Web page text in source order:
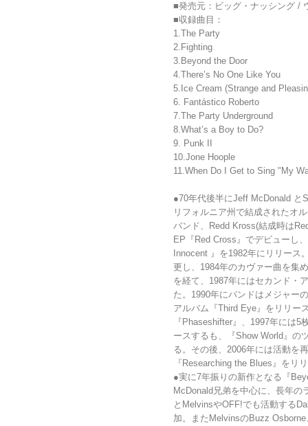
■発売元：ビッグ・ナッシング /
■収録曲目：
1.The Party
2.Fighting
3.Beyond the Door
4.There’s No One Like You
5.Ice Cream (Strange and
6. Fantástico Roberto
7.The Party Underground
8.What’s a Boy to Do?
9. Punk II
10.Jone Hoople
11.When Do I Get to Sing "My
●70年代後半にJeff McDonald と
リフォルニア州で結成されたオ
バンド、Redd Kross(結成時は
EP『Red Cross』でデビューし
Innocent 』を1982年にリリース
更し、1984年のカヴァー曲を集
を経て、1987年にはセカンド・
た。1990年にバンドはメジャー
アルバム『Third Eye』をリリー
『Phaseshifter』、1997年には
ースするも、『Show World』の
る。その後、2006年には活動を
『Researching the Blues』をリ
●実に7年振りの新作となる『
McDonald兄弟を中心に、長年
とMelvinsやOFF!でも活動する
加。またMelvinsのBuzz